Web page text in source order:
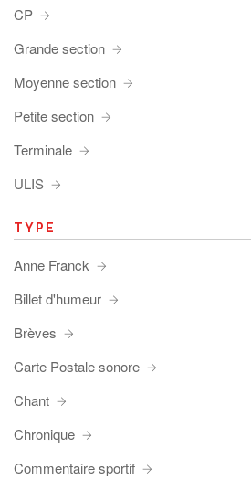
CP
Grande section
Moyenne section
Petite section
Terminale
ULIS
TYPE
Anne Franck
Billet d'humeur
Brèves
Carte Postale sonore
Chant
Chronique
Commentaire sportif